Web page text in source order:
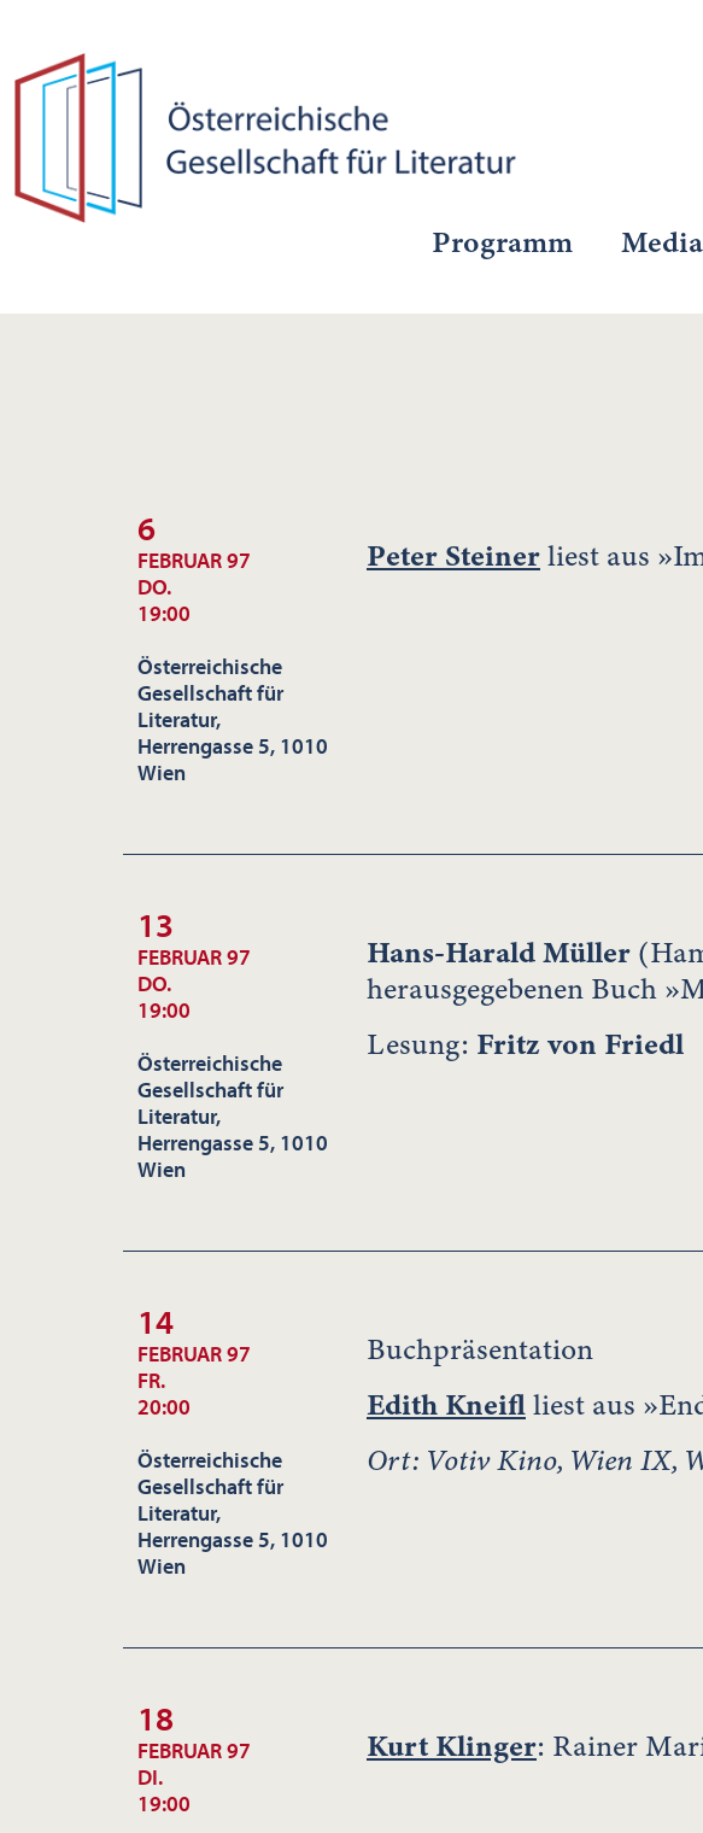
Programm
6
FEBRUAR 97
DO.
19:00
Österreichische
Gesellschaft für
Literatur,
Herrengasse 5, 1010
Wien
Peter Steinerliest aus
13
FEBRUAR 97
DO.
19:00
Österreichische
Gesellschaft für
Literatur,
Herrengasse 5, 1010
Wien
Hans-Harald Müller
herausgegebenen Buch
Lesung: Fritz von Friedl
14
FEBRUAR 97
FR.
20:00
Österreichische
Gesellschaft für
Literatur,
Herrengasse 5, 1010
Wien
Buchpräsentation
Edith Kneiflliest aus
Ort: Votiv Kino, Wien IX,
18
FEBRUAR 97
DI.
19:00
Kurt Klinger: Rainer